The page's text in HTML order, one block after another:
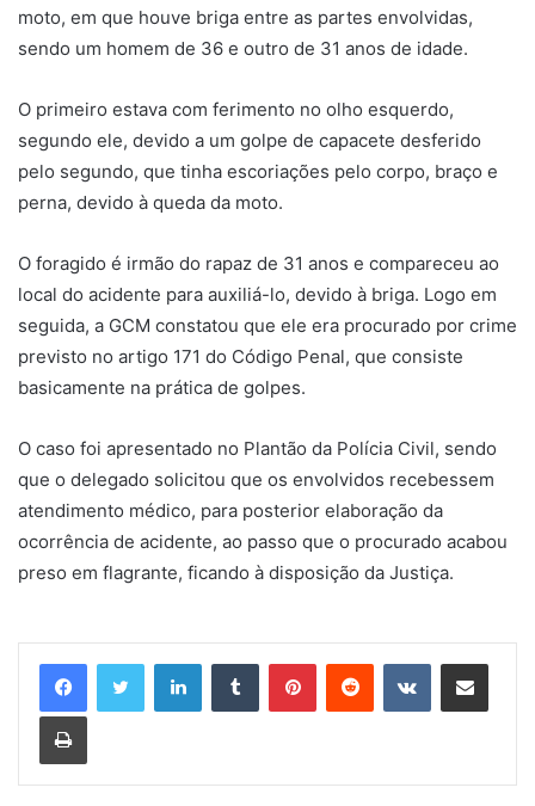
moto, em que houve briga entre as partes envolvidas,
sendo um homem de 36 e outro de 31 anos de idade.
O primeiro estava com ferimento no olho esquerdo,
segundo ele, devido a um golpe de capacete desferido
pelo segundo, que tinha escoriações pelo corpo, braço e
perna, devido à queda da moto.
O foragido é irmão do rapaz de 31 anos e compareceu ao
local do acidente para auxiliá-lo, devido à briga. Logo em
seguida, a GCM constatou que ele era procurado por crime
previsto no artigo 171 do Código Penal, que consiste
basicamente na prática de golpes.
O caso foi apresentado no Plantão da Polícia Civil, sendo
que o delegado solicitou que os envolvidos recebessem
atendimento médico, para posterior elaboração da
ocorrência de acidente, ao passo que o procurado acabou
preso em flagrante, ficando à disposição da Justiça.
LinkedinTumblr PinterestReddit VK Compartilhar via e-mail
Imprimir